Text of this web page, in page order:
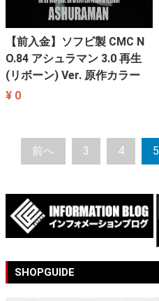
【前入金】ソフビ製 CMC N
O.84 アシュラマン 3.0 再生
(リボーン) Ver. 原作カラー
¥ 0
前へ 3 4 5
SHOPGUIDE